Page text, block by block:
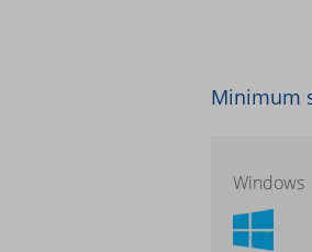
Minimum
Windows